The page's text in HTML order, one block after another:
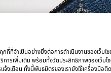
กกี้ที่จำเป็นอย่างยิ่งต่อการดำเนินงานของเว็บ
การเพิ่มเติม พร้อมทั้งวัดประสิทธิภาพของเว็บไ
แจ้งเตือน ทั้งนี้พันธมิตรของเรายังใช้เครื่องมื